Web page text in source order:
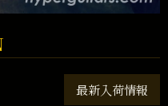
最新入荷情報